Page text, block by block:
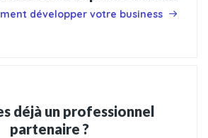
développer votre business
déjà un professionnel
partenaire ?